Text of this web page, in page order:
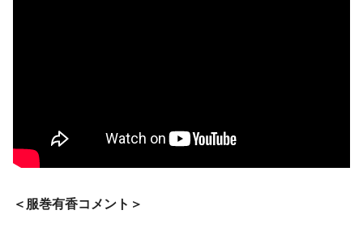
＜服巻有香コメント＞